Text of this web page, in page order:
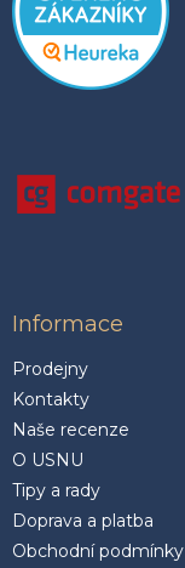
Informace
Prodejny
Kontakty
Naše recenze
O USNU
Tipy a rady
Doprava a platba
Obchodní podmínky